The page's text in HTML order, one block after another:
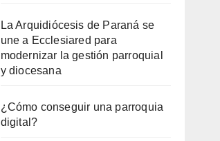
La Arquidiócesis de Paraná se
une a Ecclesiared para
modernizar la gestión parroquial
y diocesana
¿Cómo conseguir una parroquia
digital?